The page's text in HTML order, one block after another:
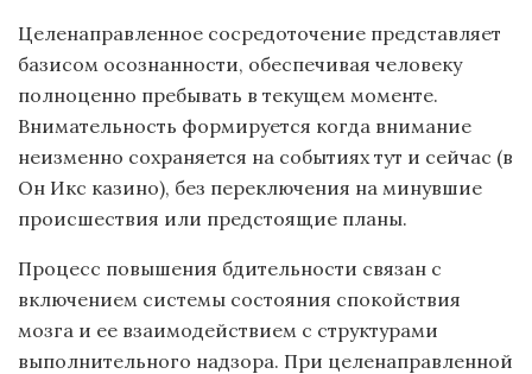
Целенаправленное сосредоточение представляет
базисом осознанности, обеспечивая человеку
полноценно пребывать в текущем моменте.
Внимательность формируется когда внимание
неизменно сохраняется на событиях тут и сейчас (в
Он Икс казино), без переключения на минувшие
происшествия или предстоящие планы.
Процесс повышения бдительности связан с
включением системы состояния спокойствия
мозга и ее взаимодействием с структурами
выполнительного надзора. При целенаправленной